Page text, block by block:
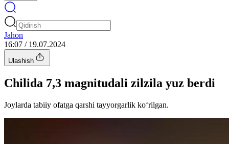
Jahon
16:07 / 19.07.2024
Ulashish
Chilida 7,3 magnitudali zilzila yuz berdi
Joylarda tabiiy ofatga qarshi tayyorgarlik ko‘rilgan.